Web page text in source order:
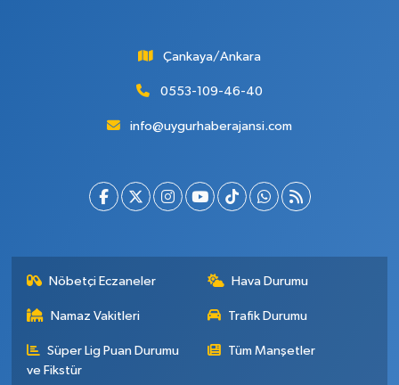
Çankaya/Ankara
0553-109-46-40
info@uygurhaberajansi.com
Nöbetçi Eczaneler Hava Durumu
Namaz Vakitleri Trafik Durumu
Süper Lig Puan Durumu
ve Fikstür
Tüm Manşetler